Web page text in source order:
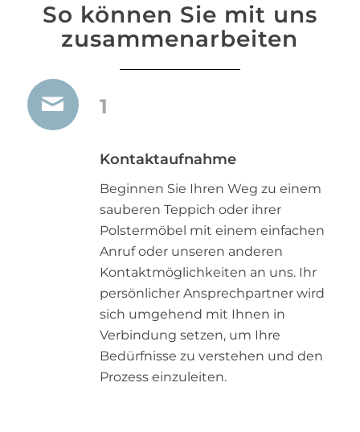
So können Sie mit uns
zusammenarbeiten
1
Kontaktaufnahme
Beginnen Sie Ihren Weg zu einem
sauberen Teppich oder ihrer
Polstermöbel mit einem einfachen
Anruf oder unseren anderen
Kontaktmöglichkeiten an uns. Ihr
persönlicher Ansprechpartner wird
sich umgehend mit Ihnen in
Verbindung setzen, um Ihre
Bedürfnisse zu verstehen und den
Prozess einzuleiten.